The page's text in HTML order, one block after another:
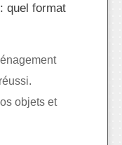
quel format
objets et